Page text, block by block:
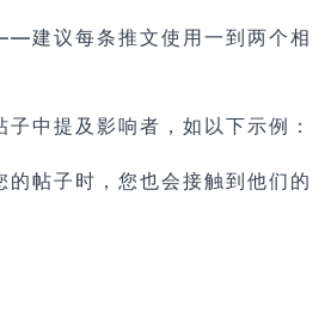
建议每条推文使用一到两个相
中提及影响者，如以下示例：
的帖子时，您也会接触到他们的